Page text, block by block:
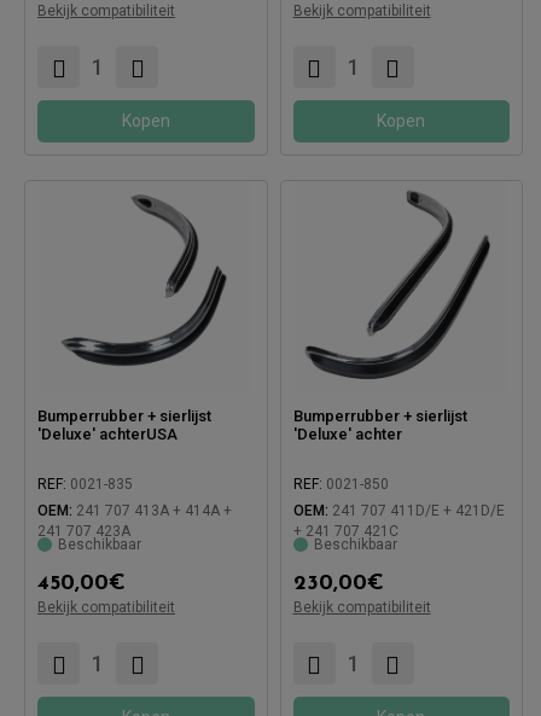
Bekijk compatibiliteit
Kopen
Bekijk compatibiliteit
Kopen
Bumperrubber + sierlijst
'Deluxe' achterUSA
REF: 0021-835
OEM: 241 707 413A + 414A +
241 707 423A
Beschikbaar
450,00€
Bekijk compatibiliteit
Bumperrubber + sierlijst
'Deluxe' achter
REF: 0021-850
OEM: 241 707 411D/E + 421D/E
+ 241 707 421C
Beschikbaar
230,00€
Bekijk compatibiliteit